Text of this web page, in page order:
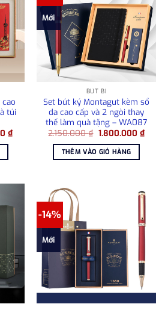
túi
₫.
₫Giá
Mới
BÚT BI
Set bút ký Montagut kèm sổ
da cao cấp và 2 ngòi thay
thế làm quà tặng – WA087
2.150.000₫ Giá
là:
2.150.000 ₫.
1.800.000 ₫Giá
THÊM VÀO GIỎ HÀNG
-14%
Mới